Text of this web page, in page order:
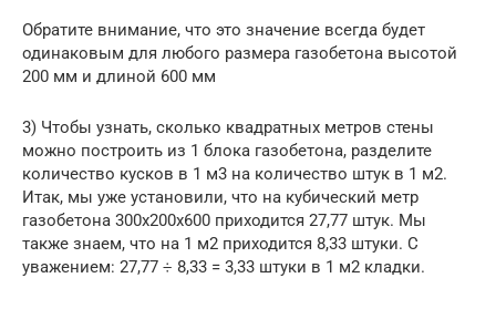
Обратите внимание, что это значение всегда будет
одинаковым для любого размера газобетона высотой
200 мм и длиной 600 мм
3) Чтобы узнать, сколько квадратных метров стены
можно построить из 1 блока газобетона, разделите
количество кусков в 1 м3 на количество штук в 1 м2.
Итак, мы уже установили, что на кубический метр
газобетона 300х200х600 приходится 27,77 штук. Мы
также знаем, что на 1 м2 приходится 8,33 штуки. С
уважением: 27,77 ÷ 8,33 = 3,33 штуки в 1 м2 кладки.